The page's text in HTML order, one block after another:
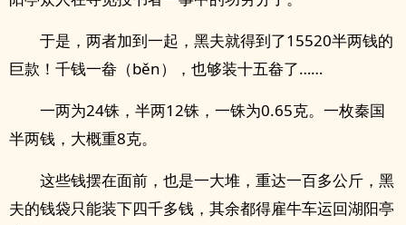
于是，两者加到一起，黑夫就得到了15520半两钱的
巨款！千钱一畚（běn），也够装十五畚了……
一两为24铢，半两12铢，一铢为0.65克。一枚秦国
半两钱，大概重8克。
这些钱摆在面前，也是一大堆，重达一百多公斤，黑
夫的钱袋只能装下四千多钱，其余都得雇牛车运回湖阳亭